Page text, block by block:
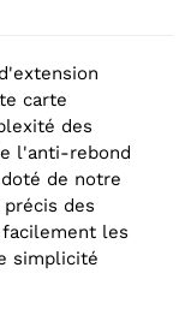
carte
des
l'anti-rebond
de notre
des
les
simplicité